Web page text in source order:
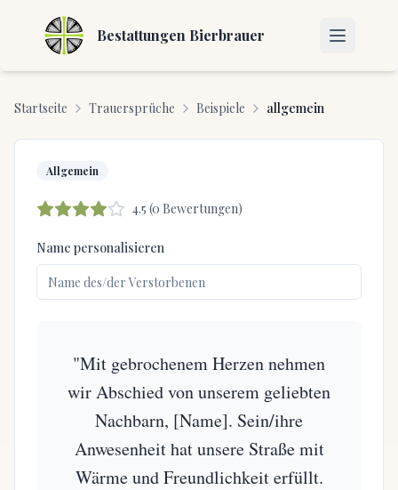
Bestattungen Bierbrauer
Startseite Trauersprüche Beispiele allgemein
Allgemein
4.5 (0 Bewertungen)
Name personalisieren
"Mit gebrochenem Herzen nehmen
wir Abschied von unserem geliebten
Nachbarn, [Name]. Sein/ihre
Anwesenheit hat unsere Straße mit
Wärme und Freundlichkeit erfüllt.